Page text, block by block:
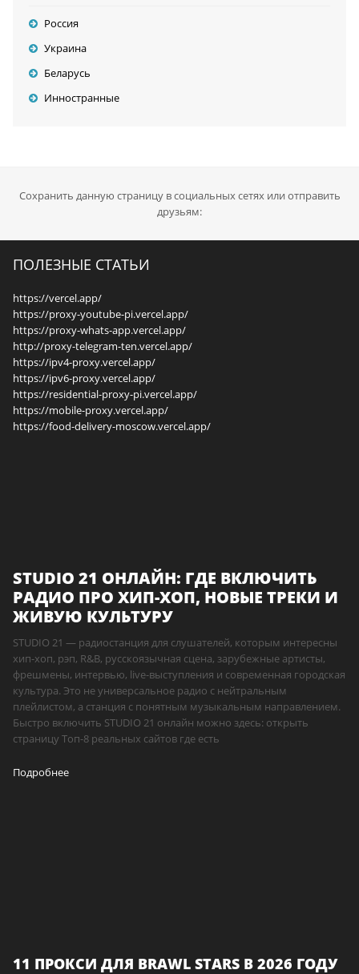
Россия
Украина
Беларусь
Инностранные
Сохранить данную страницу в социальных сетях или отправить
друзьям:
ПОЛЕЗНЫЕ СТАТЬИ
https://vercel.app/
https://proxy-youtube-pi.vercel.app/
https://proxy-whats-app.vercel.app/
http://proxy-telegram-ten.vercel.app/
https://ipv4-proxy.vercel.app/
https://ipv6-proxy.vercel.app/
https://residential-proxy-pi.vercel.app/
https://mobile-proxy.vercel.app/
https://food-delivery-moscow.vercel.app/
STUDIO 21 ОНЛАЙН: ГДЕ ВКЛЮЧИТЬ
РАДИО ПРО ХИП-ХОП, НОВЫЕ ТРЕКИ И
ЖИВУЮ КУЛЬТУРУ
STUDIO 21 — радиостанция для слушателей, которым интересны
хип-хоп, рэп, R&B, русскоязычная сцена, зарубежные артисты,
фрешмены, интервью, live-выступления и современная городская
культура. Это не универсальное радио с нейтральным
плейлистом, а станция с понятным музыкальным направлением.
Быстро включить STUDIO 21 онлайн можно здесь: открыть
страницу Топ-8 реальных сайтов где есть
Подробнее
11 ПРОКСИ ДЛЯ BRAWL STARS В 2026 ГОДУ